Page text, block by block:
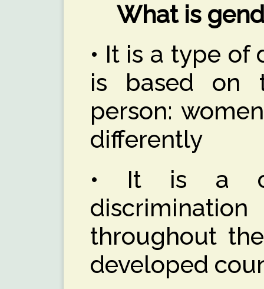
What is
• It is a type
is based on
person:
differently
• It is a
throughout
developed